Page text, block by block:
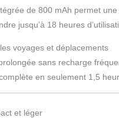
de 800 mAh permet
jusqu’à 18 heures
voyages et déplacements
sans recharge
en seulement 1,5
et léger